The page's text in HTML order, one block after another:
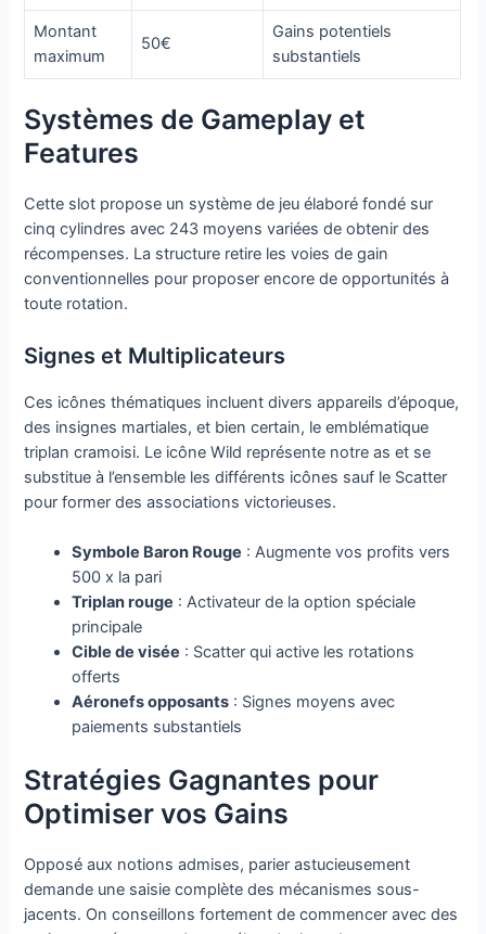
Montant
maximum
50€
Gains potentiels
substantiels
Systèmes de Gameplay et
Features
Cette slot propose un système de jeu élaboré fondé sur
cinq cylindres avec 243 moyens variées de obtenir des
récompenses. La structure retire les voies de gain
conventionnelles pour proposer encore de opportunités à
toute rotation.
Signes et Multiplicateurs
Ces icônes thématiques incluent divers appareils d’époque,
des insignes martiales, et bien certain, le emblématique
triplan cramoisi. Le icône Wild représente notre as et se
substitue à l’ensemble les différents icônes sauf le Scatter
pour former des associations victorieuses.
Symbole Baron Rouge : Augmente vos profits vers
500 x la pari
Triplan rouge : Activateur de la option spéciale
principale
Cible de visée : Scatter qui active les rotations
offerts
Aéronefs opposants : Signes moyens avec
paiements substantiels
Stratégies Gagnantes pour
Optimiser vos Gains
Opposé aux notions admises, parier astucieusement
demande une saisie complète des mécanismes sous-
jacents. On conseillons fortement de commencer avec des